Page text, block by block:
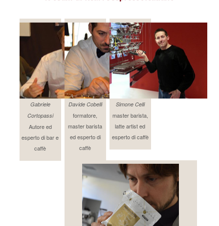
Gabriele
Cortopassi
Autore ed
esperto di bar e
caffè
Davide Cobelli
formatore,
master barista
ed esperto di
caffè
Simone Celli
master barista,
latte artist ed
esperto di caffè